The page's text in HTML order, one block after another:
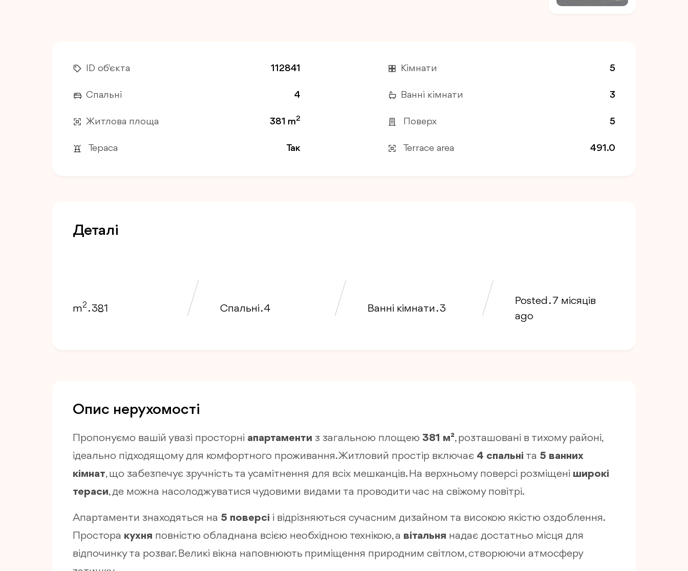
ID об'єкта 112841 Кімнати 5
Спальні 4 Ванні кімнати 3
Житлова площа 381 m2 Поверх 5
Тераса Так Terrace area 491.0
Деталі
m2 . 381 Спальні . 4 Ванні кімнати . 3
Posted . 7 місяців
ago
Опис нерухомості
Пропонуємо вашій увазі просторні апартаменти з загальною площею 381 м², розташовані в тихому районі,
ідеально підходящому для комфортного проживання. Житловий простір включає 4 спальні та 5 ванних
кімнат, що забезпечує зручність та усамітнення для всіх мешканців. На верхньому поверсі розміщені широкі
тераси, де можна насолоджуватися чудовими видами та проводити час на свіжому повітрі.
Апартаменти знаходяться на 5 поверсі і відрізняються сучасним дизайном та високою якістю оздоблення.
Простора кухня повністю обладнана всією необхідною технікою, а вітальня надає достатньо місця для
відпочинку та розваг. Великі вікна наповнюють приміщення природним світлом, створюючи атмосферу